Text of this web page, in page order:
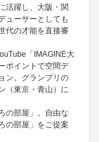
活躍し、大阪・関
ューサーとしても
代の才能を直接審
「IMAGINE大
ポイントで空間デ
ン。グランプリの
（東京・青山）に
の部屋」。自由な
の部屋」をご提案